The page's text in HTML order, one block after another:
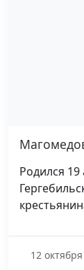
Родился 19
12